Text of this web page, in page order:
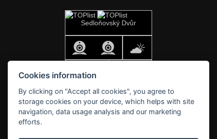
Cookies information
By clicking on "Accept all cookies", you agree to
storage cookies on your device, which helps with site
navigation, data usage analysis and our marketing
efforts.